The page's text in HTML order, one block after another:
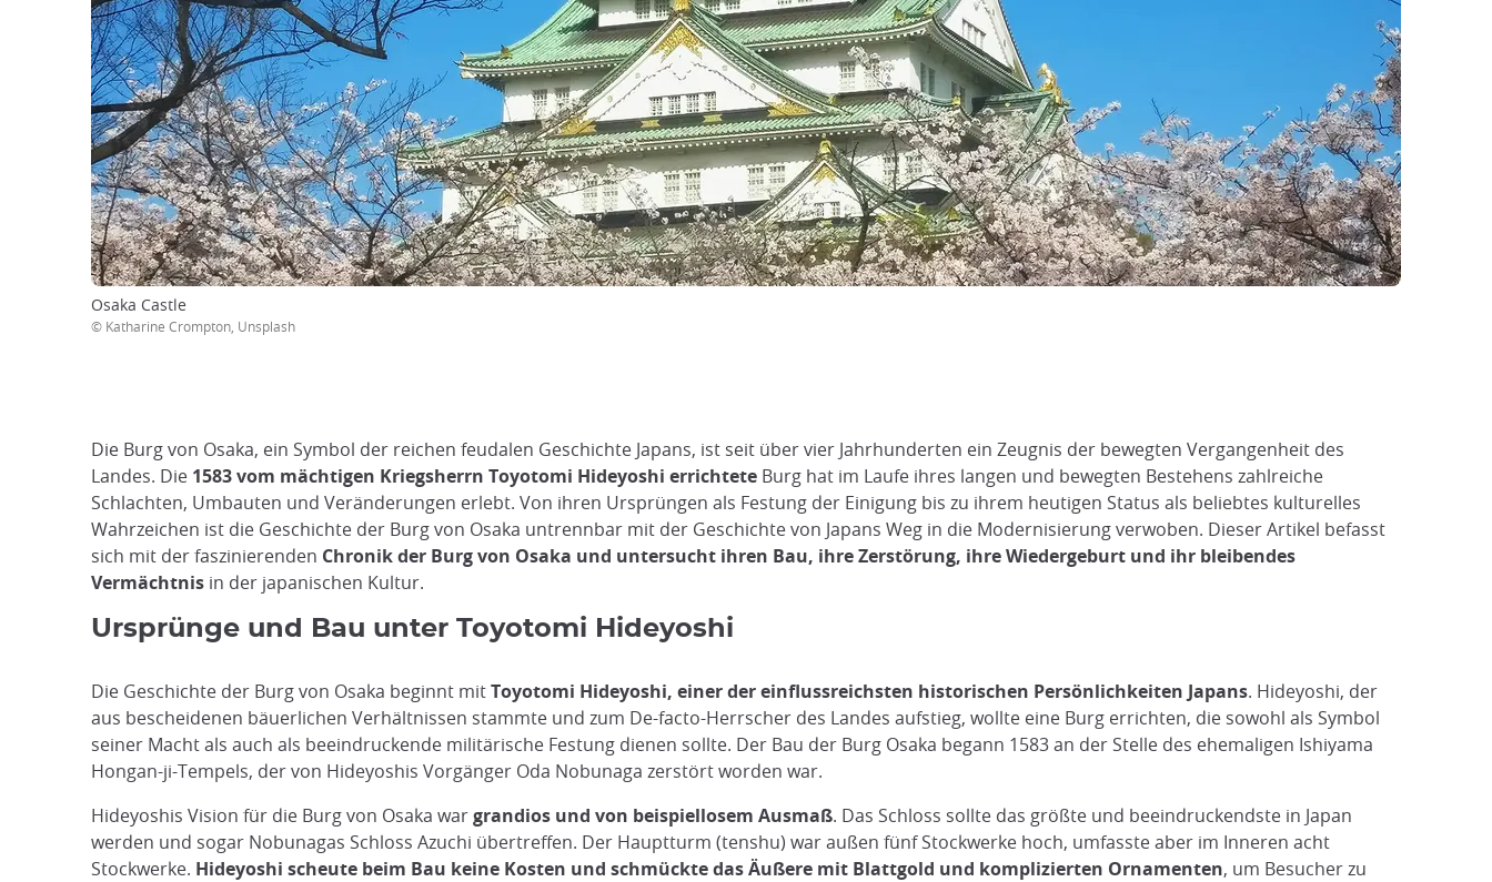
Osaka Castle
© Katharine Crompton, Unsplash
Die Burg von Osaka, ein Symbol der reichen feudalen Geschichte Japans, ist seit über vier Jahrhunderten ein Zeugnis der bewegten Vergangenheit des
Landes. Die 1583 vom mächtigen Kriegsherrn Toyotomi Hideyoshi errichtete Burg hat im Laufe ihres langen und bewegten Bestehens zahlreiche
Schlachten, Umbauten und Veränderungen erlebt. Von ihren Ursprüngen als Festung der Einigung bis zu ihrem heutigen Status als beliebtes kulturelles
Wahrzeichen ist die Geschichte der Burg von Osaka untrennbar mit der Geschichte von Japans Weg in die Modernisierung verwoben. Dieser Artikel befasst
sich mit der faszinierenden Chronik der Burg von Osaka und untersucht ihren Bau, ihre Zerstörung, ihre Wiedergeburt und ihr bleibendes
Vermächtnis in der japanischen Kultur.
Ursprünge und Bau unter Toyotomi Hideyoshi
Die Geschichte der Burg von Osaka beginnt mitToyotomi Hideyoshi, einer der einflussreichsten historischen Persönlichkeiten Japans. Hideyoshi, der
aus bescheidenen bäuerlichen Verhältnissen stammte und zum De-facto-Herrscher des Landes aufstieg, wollte eine Burg errichten, die sowohl als Symbol
seiner Macht als auch als beeindruckende militärische Festung dienen sollte. Der Bau der Burg Osaka begann 1583 an der Stelle des ehemaligen Ishiyama
Hongan-ji-Tempels, der von Hideyoshis Vorgänger Oda Nobunaga zerstört worden war.
Hideyoshis Vision für die Burg von Osaka wargrandios und von beispiellosem Ausmaß. Das Schloss sollte das größte und beeindruckendste in Japan
werden und sogar Nobunagas Schloss Azuchi übertreffen. Der Hauptturm (tenshu) war außen fünf Stockwerke hoch, umfasste aber im Inneren acht
Stockwerke. Hideyoshi scheute beim Bau keine Kosten und schmückte das Äußere mit Blattgold und komplizierten Ornamenten, um Besucher zu